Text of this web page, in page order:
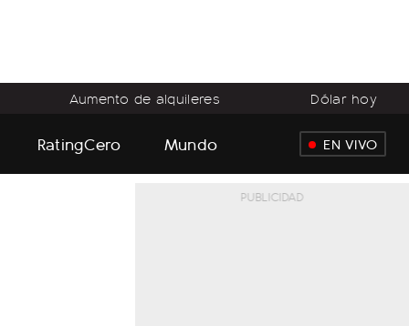
Aumento de alquileres Dólar hoy
RatingCero Mundo EN VIVO